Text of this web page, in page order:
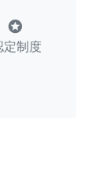
stars
定制度